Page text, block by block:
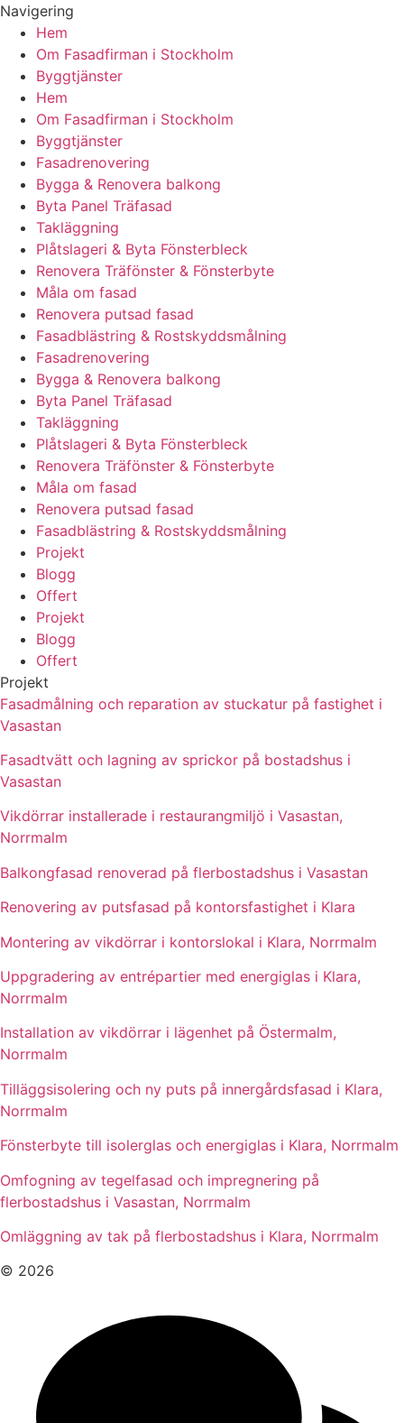
Navigering
Hem
Om Fasadfirman i Stockholm
Byggtjänster
Hem
Om Fasadfirman i Stockholm
Byggtjänster
Fasadrenovering
Bygga & Renovera balkong
Byta Panel Träfasad
Takläggning
Plåtslageri & Byta Fönsterbleck
Renovera Träfönster & Fönsterbyte
Måla om fasad
Renovera putsad fasad
Fasadblästring & Rostskyddsmålning
Fasadrenovering
Bygga & Renovera balkong
Byta Panel Träfasad
Takläggning
Plåtslageri & Byta Fönsterbleck
Renovera Träfönster & Fönsterbyte
Måla om fasad
Renovera putsad fasad
Fasadblästring & Rostskyddsmålning
Projekt
Blogg
Offert
Projekt
Blogg
Offert
Projekt
Fasadmålning och reparation av stuckatur på fastighet i
Vasastan
Fasadtvätt och lagning av sprickor på bostadshus i
Vasastan
Vikdörrar installerade i restaurangmiljö i Vasastan,
Norrmalm
Balkongfasad renoverad på flerbostadshus i Vasastan
Renovering av putsfasad på kontorsfastighet i Klara
Montering av vikdörrar i kontorslokal i Klara, Norrmalm
Uppgradering av entrépartier med energiglas i Klara,
Norrmalm
Installation av vikdörrar i lägenhet på Östermalm,
Norrmalm
Tilläggsisolering och ny puts på innergårdsfasad i Klara,
Norrmalm
Fönsterbyte till isolerglas och energiglas i Klara, Norrmalm
Omfogning av tegelfasad och impregnering på
flerbostadshus i Vasastan, Norrmalm
Omläggning av tak på flerbostadshus i Klara, Norrmalm
© 2026